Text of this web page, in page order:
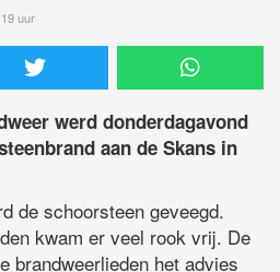
uur
werd donderdagavond
aan de Skans in
de schoorsteen geveegd.
kwam er veel rook vrij. De
brandweerlieden het advies